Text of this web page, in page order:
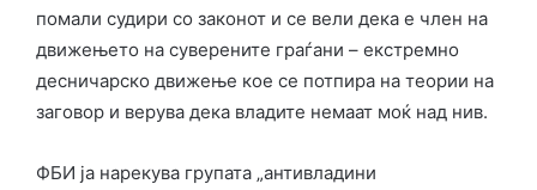
помали судири со законот и се вели дека е член на
движењето на суверените граѓани – екстремно
десничарско движење кое се потпира на теории на
заговор и верува дека владите немаат моќ над нив.
ФБИ ја нарекува групата „антивладини